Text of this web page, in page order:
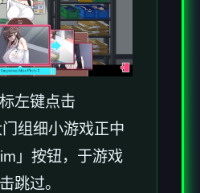
左键点击
组细小游戏正中
」按钮，于游戏
跳过。